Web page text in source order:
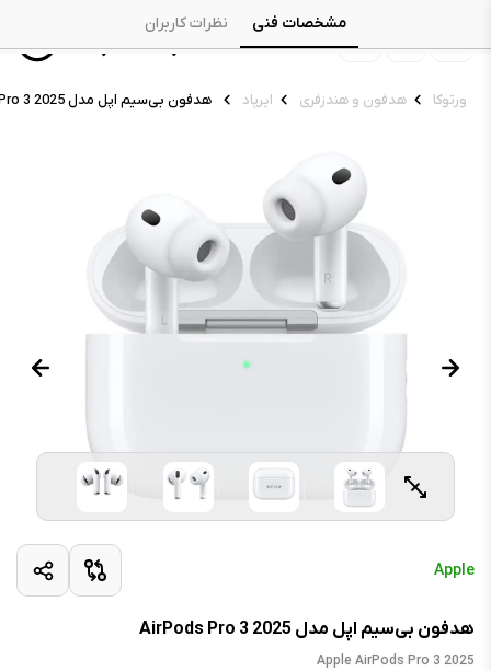
ورتوکا هدفون و هندزفری ایرپاد هدفون بی‌سیم اپل مدل AirPods Pro 3 2025
Apple
هدفون بی‌سیم اپل مدل AirPods Pro 3 2025
Apple AirPods Pro 3 2025
مشخصات فنی نظرات کاربران